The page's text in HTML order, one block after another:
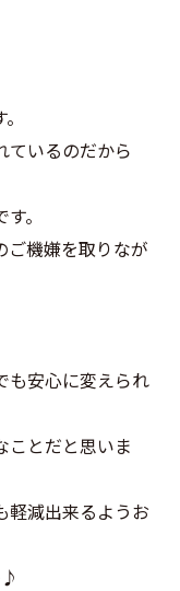
ているのだから
。
ご機嫌を取りなが
も安心に変えられ
ことだと思いま
軽減出来るようお